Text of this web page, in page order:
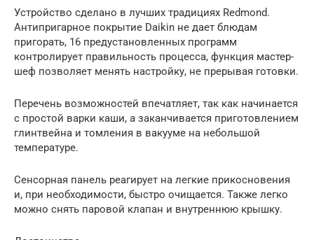
Устройство сделано в лучших традициях Redmond.
Антипригарное покрытие Daikin не дает блюдам
пригорать, 16 предустановленных программ
контролирует правильность процесса, функция мастер-
шеф позволяет менять настройку, не прерывая готовки.
Перечень возможностей впечатляет, так как начинается
с простой варки каши, а заканчивается приготовлением
глинтвейна и томления в вакууме на небольшой
температуре.
Сенсорная панель реагирует на легкие прикосновения
и, при необходимости, быстро очищается. Также легко
можно снять паровой клапан и внутреннюю крышку.